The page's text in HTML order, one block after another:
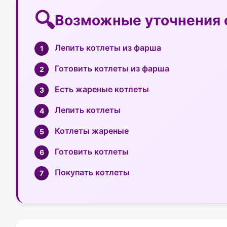
Возможные уточнения
Лепить котлеты из фарша
Готовить котлеты из фарша
Есть жареные котлеты
Лепить котлеты
Котлеты жареные
Готовить котлеты
Покупать котлеты